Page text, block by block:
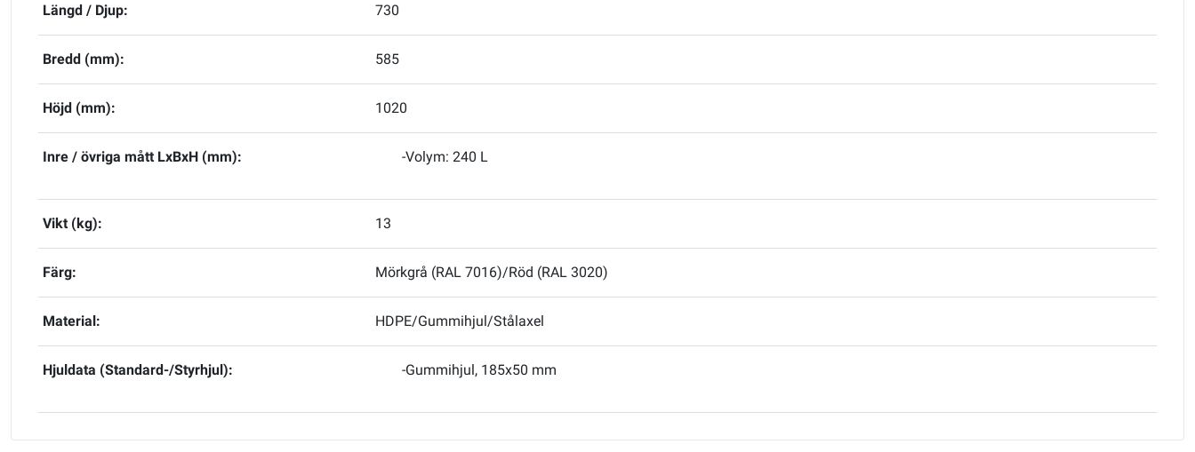
Längd / Djup: 730
Bredd (mm): 585
Höjd (mm): 1020
Inre / övriga mått LxBxH (mm): -Volym: 240 L
Vikt (kg): 13
Färg: Mörkgrå (RAL 7016)/Röd (RAL 3020)
Material: HDPE/Gummihjul/Stålaxel
Hjuldata (Standard-/Styrhjul): -Gummihjul, 185x50 mm